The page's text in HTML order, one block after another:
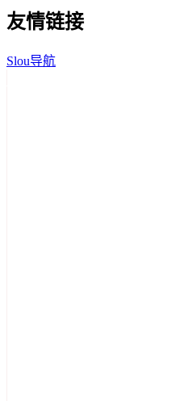
友情链接
Slou导航